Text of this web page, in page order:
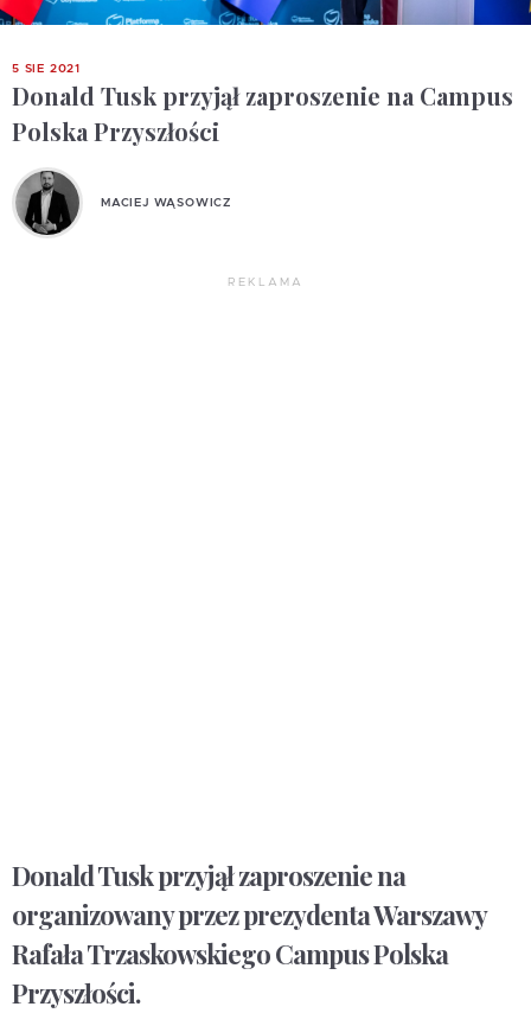
5 SIE 2021
Donald Tusk przyjął zaproszenie na Campus
Polska Przyszłości
MACIEJ WĄSOWICZ
REKLAMA
Donald Tusk przyjął zaproszenie na
organizowany przez prezydenta Warszawy
Rafała Trzaskowskiego Campus Polska
Przyszłości.